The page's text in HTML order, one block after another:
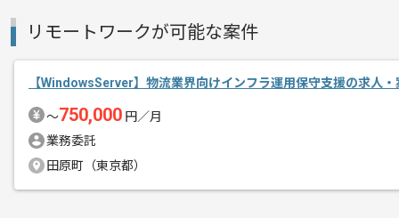
リモートワークが可能な案件
【WindowsServer】物流業界向けインフラ運用保守支援の求人・
〜750,000 円／月
業務委託
田原町（東京都）